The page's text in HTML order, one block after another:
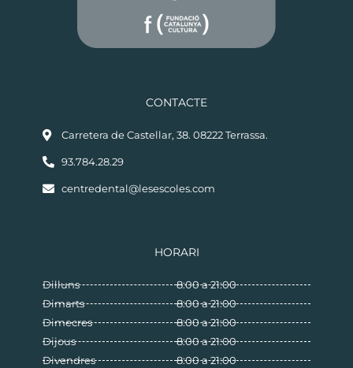
CONTACTE
Carretera de Castellar, 38. 08222 Terrassa.
93.784.28.29
centredental@lesescoles.com
HORARI
Dilluns
Dimarts
Dimecres
Dijous
Divendres
8:00 a 21:00
8:00 a 21:00
8:00 a 21:00
8:00 a 21:00
8:00 a 21:00